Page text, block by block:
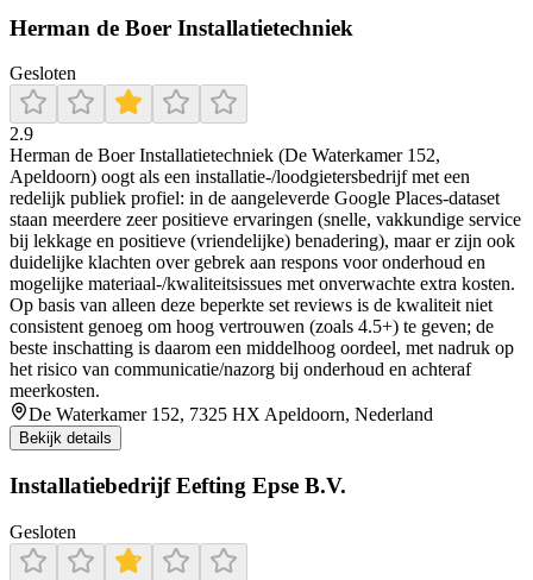
Herman de Boer Installatietechniek
Gesloten
2.9
Herman de Boer Installatietechniek (De Waterkamer 152,
Apeldoorn) oogt als een installatie-/loodgietersbedrijf met een
redelijk publiek profiel: in de aangeleverde Google Places-dataset
staan meerdere zeer positieve ervaringen (snelle, vakkundige service
bij lekkage en positieve (vriendelijke) benadering), maar er zijn ook
duidelijke klachten over gebrek aan respons voor onderhoud en
mogelijke materiaal-/kwaliteitsissues met onverwachte extra kosten.
Op basis van alleen deze beperkte set reviews is de kwaliteit niet
consistent genoeg om hoog vertrouwen (zoals 4.5+) te geven; de
beste inschatting is daarom een middelhoog oordeel, met nadruk op
het risico van communicatie/nazorg bij onderhoud en achteraf
meerkosten.
De Waterkamer 152, 7325 HX Apeldoorn, Nederland
Bekijk details
Installatiebedrijf Eefting Epse B.V.
Gesloten